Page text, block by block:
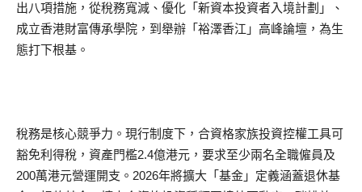
出八項措施，從稅務寬減、優化「新資本投資者入境計劃」、
成立香港財富傳承學院，到舉辦「裕澤香江」高峰論壇，為生
態打下根基。
稅務是核心競爭力。現行制度下，合資格家族投資控權工具可
豁免利得稅，資產門檻2.4億港元，要求至少兩名全職僱員及
200萬港元營運開支。2026年將擴大「基金」定義涵蓋退休基